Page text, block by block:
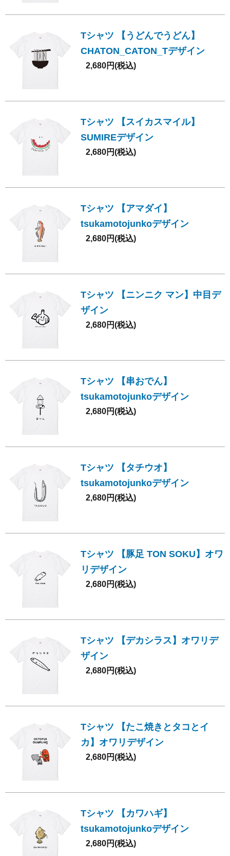
Tシャツ 【うどんでうどん】
CHATON_CATON_Tデザイン
2,680円(税込)
Tシャツ 【スイカスマイル】
SUMIREデザイン
2,680円(税込)
Tシャツ 【アマダイ】
tsukamotojunkoデザイン
2,680円(税込)
Tシャツ 【ニンニク マン】中目デ
ザイン
2,680円(税込)
Tシャツ 【串おでん】
tsukamotojunkoデザイン
2,680円(税込)
Tシャツ 【タチウオ】
tsukamotojunkoデザイン
2,680円(税込)
Tシャツ 【豚足 TON SOKU】オワ
リデザイン
2,680円(税込)
Tシャツ 【デカシラス】オワリデ
ザイン
2,680円(税込)
Tシャツ 【たこ焼きとタコとイ
カ】オワリデザイン
2,680円(税込)
Tシャツ 【カワハギ】
tsukamotojunkoデザイン
2,680円(税込)